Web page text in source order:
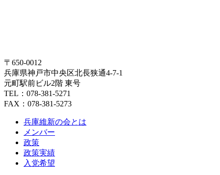
〒650-0012
兵庫県神戸市中央区北長狭通4-7-1
元町駅前ビル2階 東号
TEL：078-381-5271
FAX：078-381-5273
兵庫維新の会とは
メンバー
政策
政策実績
入党希望